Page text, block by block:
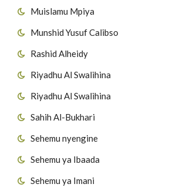
Muislamu Mpiya
Munshid Yusuf Calibso
Rashid Alheidy
Riyadhu Al Swalihina
Riyadhu Al Swalihina
Sahih Al-Bukhari
Sehemu nyengine
Sehemu ya Ibaada
Sehemu ya Imani